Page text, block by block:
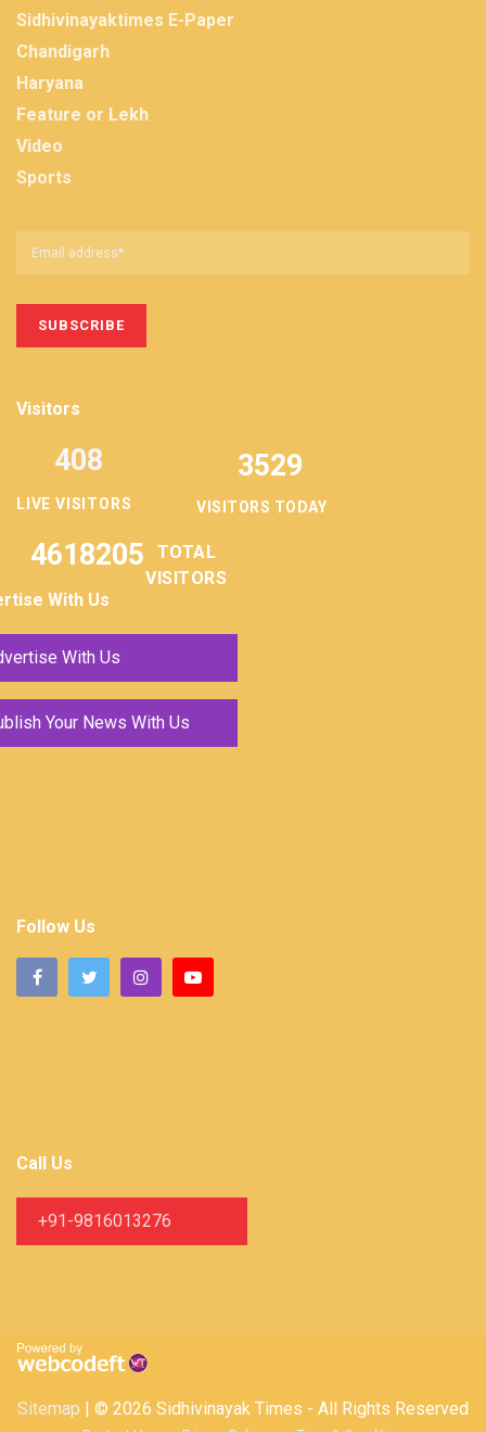
Sidhivinayaktimes E-Paper
Chandigarh
Haryana
Feature or Lekh
Video
Sports
Visitors
LIVE VISITORS
408 3529
VISITORS TODAY
4618205
TOTAL
VISITORS
With Us
With Us
Your News With Us
Follow Us
Call Us
+91-9816013276
Sitemap | © 2026 Sidhivinayak Times - All Rights Reserved